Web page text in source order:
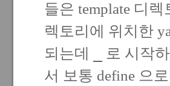
들은 template 디
렉토리에 위치한
되는데
로 시작
서 보통 define 으